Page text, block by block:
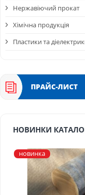
Нержавіючий прокат
Хімічна продукція
Пластики та
ПРАЙС-ЛИСТ
НОВИНКИ
новинка